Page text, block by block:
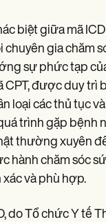
biệt giữa mã ICD
chuyên gia chăm
sự phức tạp
CPT, được duy trì
loại các thủ tục
trình gặp bệnh
thường xuyên
hành chăm sóc
và phù hợp.
do Tổ chức Y tế